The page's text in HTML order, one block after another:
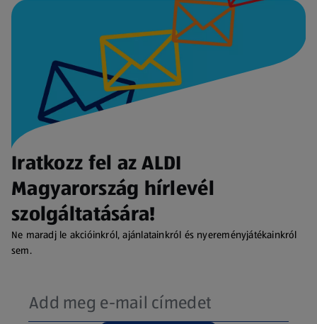
Iratkozz fel az ALDI
Magyarország hírlevél
szolgáltatására!
Ne maradj le akcióinkról, ajánlatainkról és nyereményjátékainkról
sem.